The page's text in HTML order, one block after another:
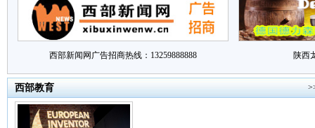
西部新闻网广告招商热线：13259888888 陕西
西部教育